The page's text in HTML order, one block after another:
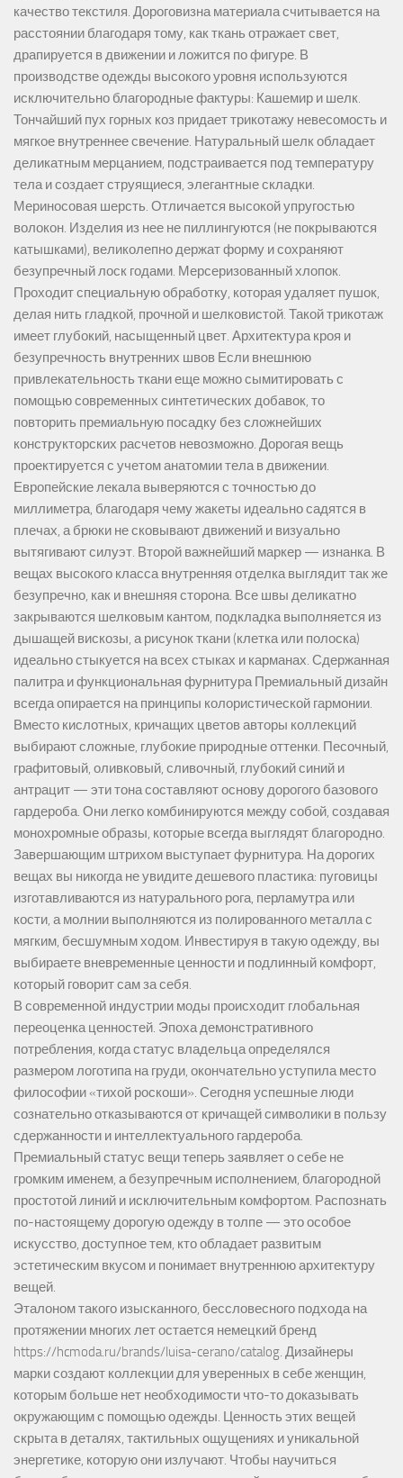
качество текстиля. Дороговизна материала считывается на
расстоянии благодаря тому, как ткань отражает свет,
драпируется в движении и ложится по фигуре. В
производстве одежды высокого уровня используются
исключительно благородные фактуры: Кашемир и шелк.
Тончайший пух горных коз придает трикотажу невесомость и
мягкое внутреннее свечение. Натуральный шелк обладает
деликатным мерцанием, подстраивается под температуру
тела и создает струящиеся, элегантные складки.
Мериносовая шерсть. Отличается высокой упругостью
волокон. Изделия из нее не пиллингуются (не покрываются
катышками), великолепно держат форму и сохраняют
безупречный лоск годами. Мерсеризованный хлопок.
Проходит специальную обработку, которая удаляет пушок,
делая нить гладкой, прочной и шелковистой. Такой трикотаж
имеет глубокий, насыщенный цвет. Архитектура кроя и
безупречность внутренних швов Если внешнюю
привлекательность ткани еще можно сымитировать с
помощью современных синтетических добавок, то
повторить премиальную посадку без сложнейших
конструкторских расчетов невозможно. Дорогая вещь
проектируется с учетом анатомии тела в движении.
Европейские лекала выверяются с точностью до
миллиметра, благодаря чему жакеты идеально садятся в
плечах, а брюки не сковывают движений и визуально
вытягивают силуэт. Второй важнейший маркер — изнанка. В
вещах высокого класса внутренняя отделка выглядит так же
безупречно, как и внешняя сторона. Все швы деликатно
закрываются шелковым кантом, подкладка выполняется из
дышащей вискозы, а рисунок ткани (клетка или полоска)
идеально стыкуется на всех стыках и карманах. Сдержанная
палитра и функциональная фурнитура Премиальный дизайн
всегда опирается на принципы колористической гармонии.
Вместо кислотных, кричащих цветов авторы коллекций
выбирают сложные, глубокие природные оттенки. Песочный,
графитовый, оливковый, сливочный, глубокий синий и
антрацит — эти тона составляют основу дорогого базового
гардероба. Они легко комбинируются между собой, создавая
монохромные образы, которые всегда выглядят благородно.
Завершающим штрихом выступает фурнитура. На дорогих
вещах вы никогда не увидите дешевого пластика: пуговицы
изготавливаются из натурального рога, перламутра или
кости, а молнии выполняются из полированного металла с
мягким, бесшумным ходом. Инвестируя в такую одежду, вы
выбираете вневременные ценности и подлинный комфорт,
который говорит сам за себя.
В современной индустрии моды происходит глобальная
переоценка ценностей. Эпоха демонстративного
потребления, когда статус владельца определялся
размером логотипа на груди, окончательно уступила место
философии «тихой роскоши». Сегодня успешные люди
сознательно отказываются от кричащей символики в пользу
сдержанности и интеллектуального гардероба.
Премиальный статус вещи теперь заявляет о себе не
громким именем, а безупречным исполнением, благородной
простотой линий и исключительным комфортом. Распознать
по-настоящему дорогую одежду в толпе — это особое
искусство, доступное тем, кто обладает развитым
эстетическим вкусом и понимает внутреннюю архитектуру
вещей.
Эталоном такого изысканного, бессловесного подхода на
протяжении многих лет остается немецкий бренд
https://hcmoda.ru/brands/luisa-cerano/catalog. Дизайнеры
марки создают коллекции для уверенных в себе женщин,
которым больше нет необходимости что-то доказывать
окружающим с помощью одежды. Ценность этих вещей
скрыта в деталях, тактильных ощущениях и уникальной
энергетике, которую они излучают. Чтобы научиться